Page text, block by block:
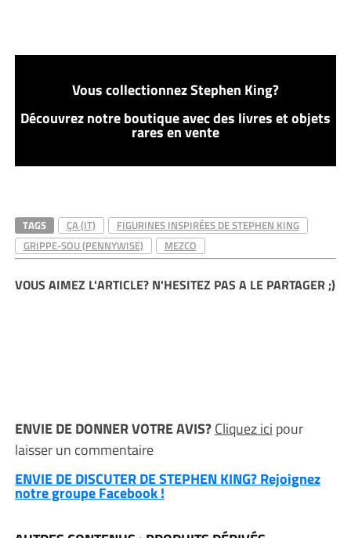
Vous collectionnez Stephen King?
Découvrez notre boutique avec des livres et objets
rares en vente
TAGS ÇA (IT)
FIGURINES INSPIRÉES DE STEPHEN KING
GRIPPE-SOU (PENNYWISE)
MEZCO
VOUS AIMEZ L'ARTICLE? N'HESITEZ PAS A LE PARTAGER ;)
ENVIE DE DONNER VOTRE AVIS?Cliquez ici pour
laisser un commentaire
ENVIE DE DISCUTER DE STEPHEN KING? Rejoignez
notre groupe Facebook !